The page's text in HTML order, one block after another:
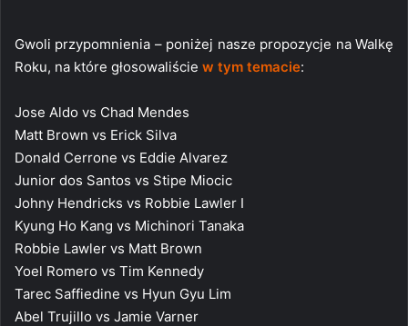
Gwoli przypomnienia – poniżej nasze propozycje na Walkę
Roku, na które głosowaliście w tym temacie:
Jose Aldo vs Chad Mendes
Matt Brown vs Erick Silva
Donald Cerrone vs Eddie Alvarez
Junior dos Santos vs Stipe Miocic
Johny Hendricks vs Robbie Lawler I
Kyung Ho Kang vs Michinori Tanaka
Robbie Lawler vs Matt Brown
Yoel Romero vs Tim Kennedy
Tarec Saffiedine vs Hyun Gyu Lim
Abel Trujillo vs Jamie Varner